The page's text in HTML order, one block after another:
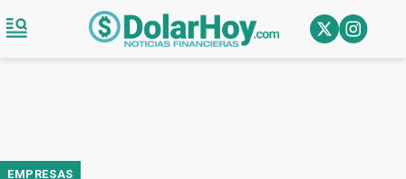
EMPRESAS